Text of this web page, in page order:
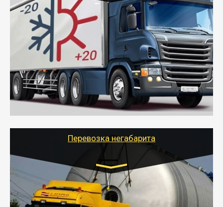
Транспорт:
Газель (1,5 и 3 тонны), Бычок, Еврофура от 5 до
10 тонн
от 6000 руб.
- Рефрижераторные перевозки грузов с
соблюдением температурного режима, работающим
термописцем, санитарной обработкой кузова и мед.
книжкой у водителя.
- Тайгер Логистик поможет быстро перевезти
скоропортящиеся продукты в любой город России с
Перевозка негабарита
Цена за км. Рассчитывается
индивидуально